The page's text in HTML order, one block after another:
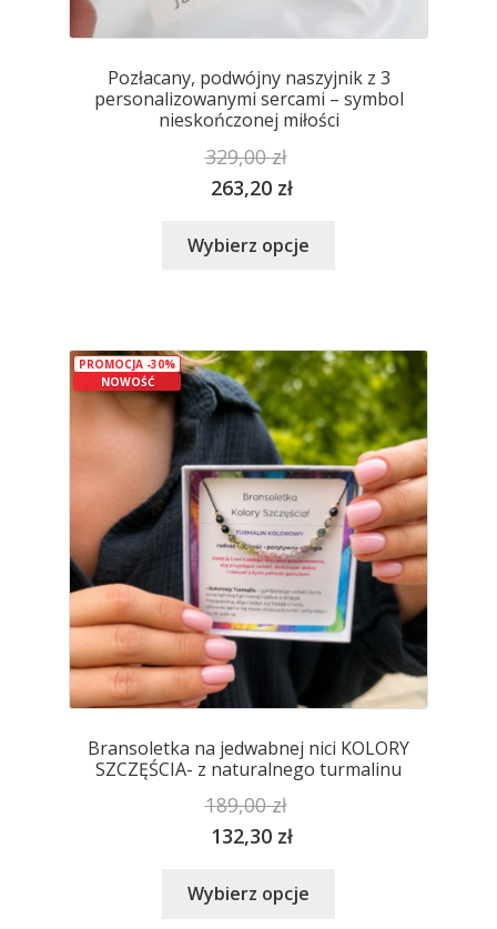
Pozłacany, podwójny naszyjnik z 3
personalizowanymi sercami – symbol
nieskończonej miłości
329,00zł
263,20 zł
Wybierz opcje
wariantów.
Opcje
można
wybrać
na
stronie
produktu
NOWOŚĆ
PROMOCJA -30%
Bransoletka na jedwabnej nici KOLORY
SZCZĘŚCIA- z naturalnego turmalinu
189,00zł
132,30 zł
Wybierz opcje